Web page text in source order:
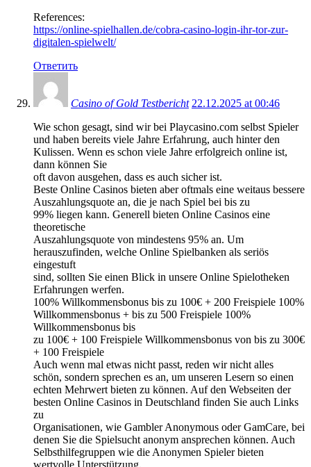
References:
https://online-spielhallen.de/cobra-casino-login-ihr-tor-zur-
digitalen-spielwelt/
Ответить
Casino of Gold Testbericht 22.12.2025 at 00:46
Wie schon gesagt, sind wir bei Playcasino.com selbst Spieler
und haben bereits viele Jahre Erfahrung, auch hinter den
Kulissen. Wenn es schon viele Jahre erfolgreich online ist,
dann können Sie
oft davon ausgehen, dass es auch sicher ist.
Beste Online Casinos bieten aber oftmals eine weitaus bessere
Auszahlungsquote an, die je nach Spiel bei bis zu
99% liegen kann. Generell bieten Online Casinos eine
theoretische
Auszahlungsquote von mindestens 95% an. Um
herauszufinden, welche Online Spielbanken als seriös
eingestuft
sind, sollten Sie einen Blick in unsere Online Spielotheken
Erfahrungen werfen.
100% Willkommensbonus bis zu 100€ + 200 Freispiele 100%
Willkommensbonus + bis zu 500 Freispiele 100%
Willkommensbonus bis
zu 100€ + 100 Freispiele Willkommensbonus von bis zu 300€
+ 100 Freispiele
Auch wenn mal etwas nicht passt, reden wir nicht alles
schön, sondern sprechen es an, um unseren Lesern so einen
echten Mehrwert bieten zu können. Auf den Webseiten der
besten Online Casinos in Deutschland finden Sie auch Links
zu
Organisationen, wie Gambler Anonymous oder GamCare, bei
denen Sie die Spielsucht anonym ansprechen können. Auch
Selbsthilfegruppen wie die Anonymen Spieler bieten
wertvolle Unterstützung.